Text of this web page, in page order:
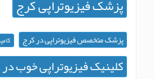
پزشک فیزیوتراپی کرج
پزشک متخصص فیزیوتراپی در کرج کامپرشن تراپی
کلینیک فیزیوتراپی خوب در کرج